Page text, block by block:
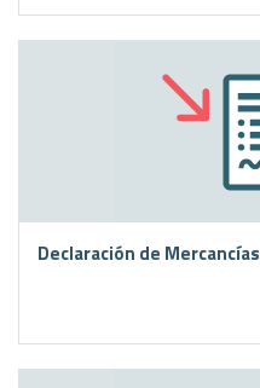
Declaración de Mercancías